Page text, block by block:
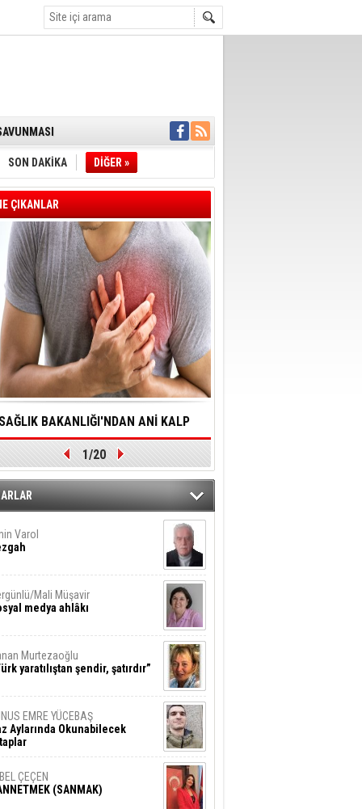
NASIL
BAŞKANI
ALINACAK
TAHLİYE
DERNEĞİ
ÇİZGİMİZ
SON DAKİKA DİĞER »
ÇIKANLAR
SAĞLIK BAKANLIĞI'NDAN ANİ KALP
DURMALARINA HIZLI MÜDAHALE
YÖNELİK ÖNLENMESİ İÇİN
1/20
Varol
Mali Müşavir
medya ahlâkı
Murtezaoğlu
yaratılıştan şendir, şatırdır”
EMRE YÜCEBAŞ
Aylarında Okunabilecek
ÇEÇEN
(SANMAK)